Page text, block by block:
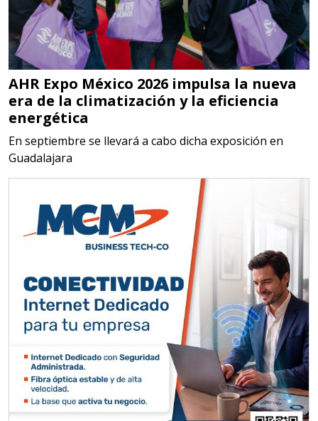
Aplicar al Requerimiento
Empresa en Jalisco
Requiere:
MATERIALES PARA SELLOS DE
BATERÍAS DE LITIO
Especificaciones:
Para vehículos eléctricos.
Requisitos: Garantizar composición
química y origen adecuados
(especialmente para grafito) y
contar con sistemas de calidad y
gestión ambiental.
Aplicar al Requerimiento
Empresa en Jalisco
Requiere:
ALAMBRE DE INCONEL
AHR Expo México 2026 impulsa la nueva
era de la climatización y la eficiencia
energética
En septiembre se llevará a cabo dicha exposición en
Guadalajara